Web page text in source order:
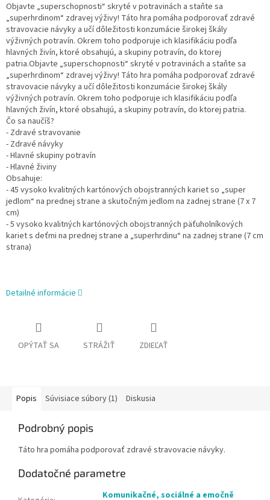
Objavte „superschopnosti“ skryté v potravinách a staňte sa
„superhrdinom“ zdravej výživy! Táto hra pomáha podporovať zdravé
stravovacie návyky a učí dôležitosti konzumácie širokej škály
výživných potravín. Okrem toho podporuje ich klasifikáciu podľa
hlavných živín, ktoré obsahujú, a skupiny potravín, do ktorej
patria.Objavte „superschopnosti“ skryté v potravinách a staňte sa
„superhrdinom“ zdravej výživy! Táto hra pomáha podporovať zdravé
stravovacie návyky a učí dôležitosti konzumácie širokej škály
výživných potravín. Okrem toho podporuje ich klasifikáciu podľa
hlavných živín, ktoré obsahujú, a skupiny potravín, do ktorej patria.
Čo sa naučíš?
- Zdravé stravovanie
- Zdravé návyky
- Hlavné skupiny potravín
- Hlavné živiny
Obsahuje:
- 45 vysoko kvalitných kartónových obojstranných kariet so „super
jedlom“ na prednej strane a skutočným jedlom na zadnej strane (7 x 7
cm)
- 5 vysoko kvalitných kartónových obojstranných päťuholníkových
kariet s deťmi na prednej strane a „superhrdinu“ na zadnej strane (7 cm
strana)
Detailné informácie
OPÝTAŤ SA STRÁŽIŤ ZDIEĽAŤ
Popis Súvisiace súbory (1) Diskusia
Podrobný popis
Táto hra pomáha podporovať zdravé stravovacie návyky.
Dodatočné parametre
Komunikačné, sociálné a emočně